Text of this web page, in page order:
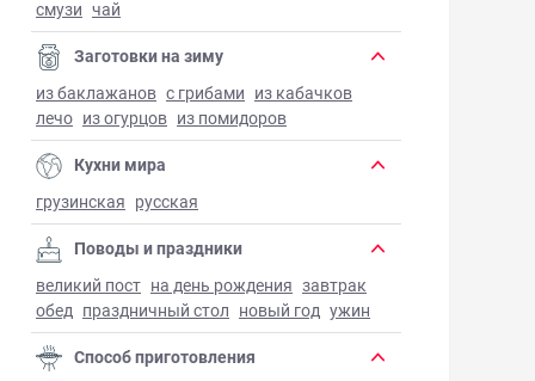
смузи чай
Заготовки на зиму
из баклажанов с грибами из кабачков
лечо из огурцов из помидоров
Кухни мира
грузинская русская
Поводы и праздники
великий пост на день рождения завтрак
обед праздничный стол новый год ужин
Способ приготовления